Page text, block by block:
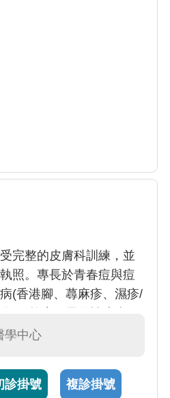
完整的皮膚科訓練，並
照。專長於青春痘與痘
(香港腳、蕁麻疹、濕疹/
病、感染疾患、指甲疾
部外用藥膏選擇，光照
進階到注射生物製劑，
學中心
診掛號 複診掛號